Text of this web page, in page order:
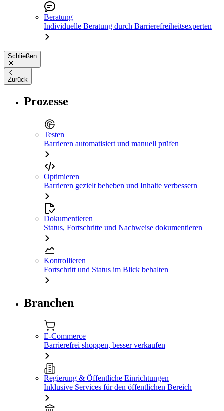
Beratung
Individuelle Beratung durch Barrierefreiheitsexperten
Schließen
Zurück
Prozesse
Testen
Barrieren automatisiert und manuell prüfen
Optimieren
Barrieren gezielt beheben und Inhalte verbessern
Dokumentieren
Status, Fortschritte und Nachweise dokumentieren
Kontrollieren
Fortschritt und Status im Blick behalten
Branchen
E-Commerce
Barrierefrei shoppen, besser verkaufen
Regierung & Öffentliche Einrichtungen
Inklusive Services für den öffentlichen Bereich